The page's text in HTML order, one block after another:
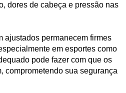
dores de cabeça e pressão nas
ajustados permanecem firmes
em esportes como
pode fazer com que os
comprometendo sua segurança